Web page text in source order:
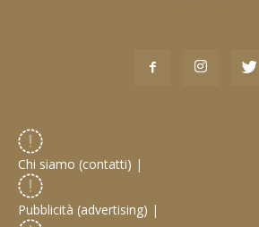
Chi siamo (contatti) |
Pubblicità (advertising) |